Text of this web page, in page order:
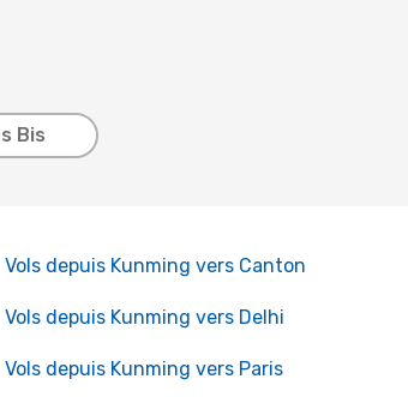
Bis
Vols depuis Kunming vers Canton
Vols depuis Kunming vers Delhi
Vols depuis Kunming vers Paris